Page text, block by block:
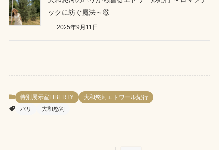
ックに紡ぐ魔法～⑥
2025年9月11日
特別展示室LIBERTY
大和悠河エトワール紀行
パリ
大和悠河